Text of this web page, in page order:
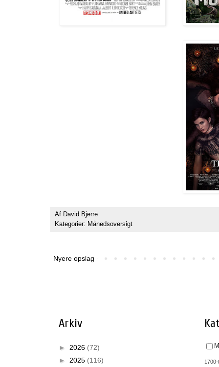
Af David Bjerre
Kategorier: Månedsoversigt
Nyere opslag
Arkiv
► 2026 (72)
► 2025 (116)
1700-